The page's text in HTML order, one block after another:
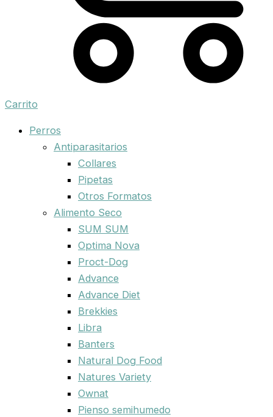
Carrito
Perros
Antiparasitarios
Collares
Pipetas
Otros Formatos
Alimento Seco
SUM SUM
Optima Nova
Proct-Dog
Advance
Advance Diet
Brekkies
Libra
Banters
Natural Dog Food
Natures Variety
Ownat
Pienso semihumedo